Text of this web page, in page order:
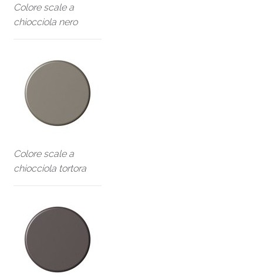
Colore scale a
chiocciola nero
Colore scale a
chiocciola tortora